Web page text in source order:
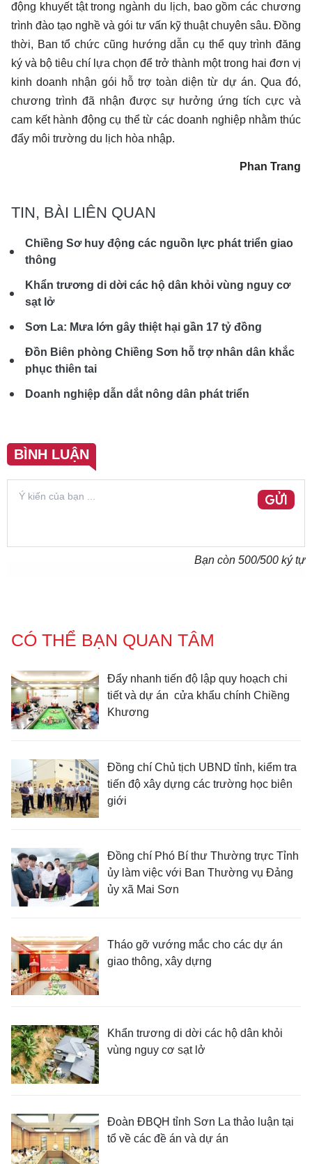
động khuyết tật trong ngành du lịch, bao gồm các chương
trình đào tạo nghề và gói tư vấn kỹ thuật chuyên sâu. Đồng
thời, Ban tổ chức cũng hướng dẫn cụ thể quy trình đăng
ký và bộ tiêu chí lựa chọn để trở thành một trong hai đơn vị
kinh doanh nhận gói hỗ trợ toàn diện từ dự án. Qua đó,
chương trình đã nhận được sự hưởng ứng tích cực và
cam kết hành động cụ thể từ các doanh nghiệp nhằm thúc
đẩy môi trường du lịch hòa nhập.
Phan Trang
TIN, BÀI LIÊN QUAN
Chiềng Sơ huy động các nguồn lực phát triển giao
thông
Khẩn trương di dời các hộ dân khỏi vùng nguy cơ
sạt lở
Sơn La: Mưa lớn gây thiệt hại gần 17 tỷ đồng
Đồn Biên phòng Chiềng Sơn hỗ trợ nhân dân khắc
phục thiên tai
Doanh nghiệp dẫn dắt nông dân phát triển
BÌNH LUẬN
GỬI
Bạn còn 500/500 ký tự
CÓ THỂ BẠN QUAN TÂM
Đẩy nhanh tiến độ lập quy hoạch chi
tiết và dự án cửa khẩu chính Chiềng
Khương
Đồng chí Chủ tịch UBND tỉnh, kiểm tra
tiến độ xây dựng các trường học biên
giới
Đồng chí Phó Bí thư Thường trực Tỉnh
ủy làm việc với Ban Thường vụ Đảng
ủy xã Mai Sơn
Tháo gỡ vướng mắc cho các dự án
giao thông, xây dựng
Khẩn trương di dời các hộ dân khỏi
vùng nguy cơ sạt lở
Đoàn ĐBQH tỉnh Sơn La thảo luận tại
tổ về các đề án và dự án